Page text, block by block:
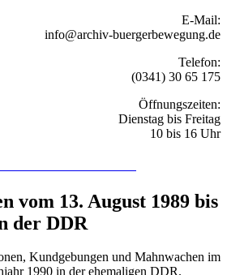
E-Mail:
info@archiv-buergerbewegung.de
Telefon:
(0341) 30 65 175
Öffnungszeiten:
Dienstag bis Freitag
10 bis 16 Uhr
vom 13. August 1989 bis
der DDR
Kundgebungen und Mahnwachen im
1990 in der ehemaligen DDR.